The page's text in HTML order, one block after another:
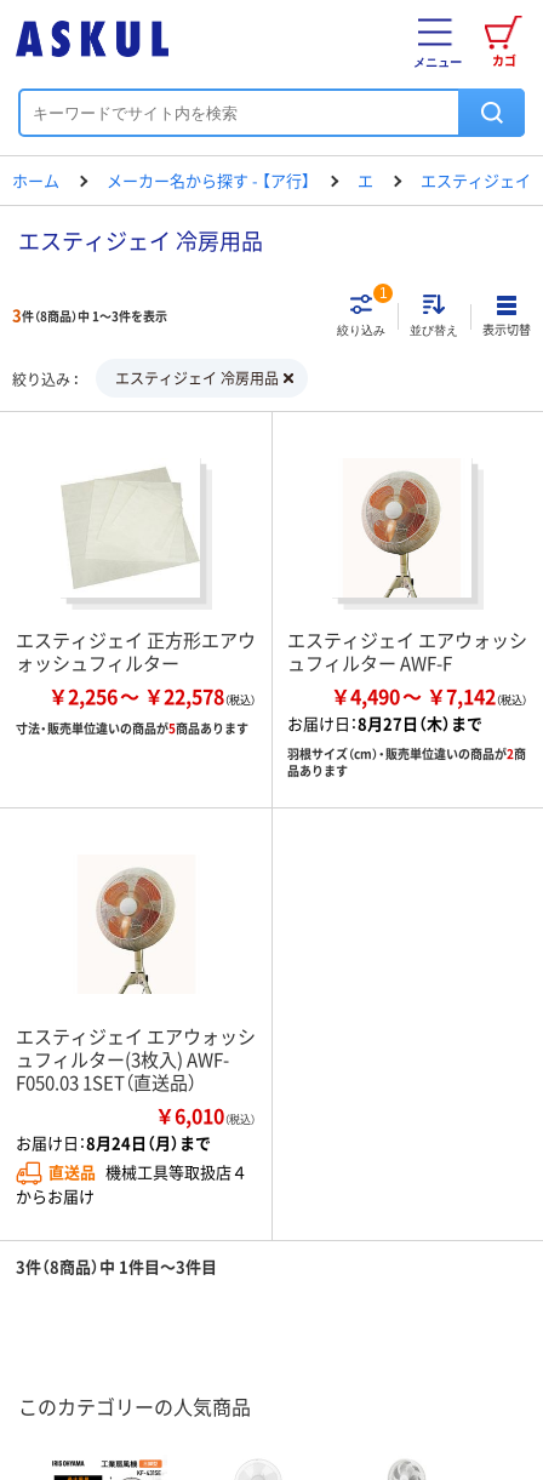
カゴ
メニュー
ホーム メーカー名から探す - 【ア行】 エ エスティジェイ
エスティジェイ 冷房用品
3件（8商品）中 1～3件を表示
絞り込み
1
並び替え 表示切替
絞り込み エスティジェイ 冷房用品
エスティジェイ 正方形エアウ
ォッシュフィルター
￥2,256 ￥22,578
寸法・販売単位違いの商品が5商品あります
エスティジェイ エアウォッシ
ュフィルター AWF-F
￥4,490 ￥7,142
お届け日：8月27日（木）まで
羽根サイズ（cm）・販売単位違いの商品が2商
品あります
エスティジェイ エアウォッシ
ュフィルター(3枚入) AWF-
F050.03 1SET（直送品）
￥6,010（税込）
お届け日：8月24日（月）まで
直送品 機械工具等取扱店４
からお届け
3件（8商品）中 1件目～3件目
このカテゴリーの人気商品